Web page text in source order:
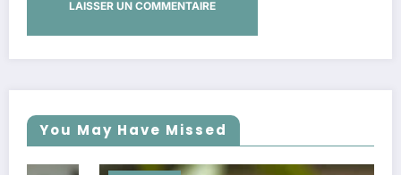
You May Have Missed